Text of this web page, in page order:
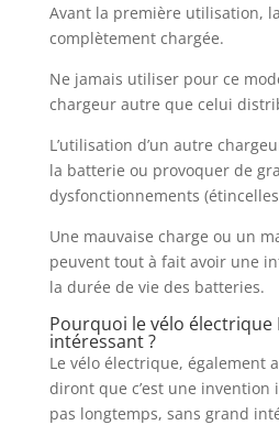
Avant la première utilisation,
complètement chargée.
Ne jamais utiliser pour ce
chargeur autre que celui
L’utilisation d’un autre
la batterie ou provoquer de
dysfonctionnements
Une mauvaise charge ou un
peuvent tout à fait avoir une
la durée de vie des batteries.
Pourquoi le vélo électrique
intéressant ?
Le vélo électrique, également
diront que c’est une
pas longtemps, sans grand